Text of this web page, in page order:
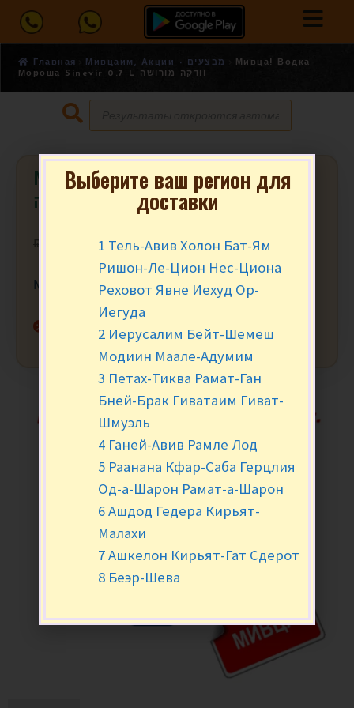
Главная Мивцаим, Акции - מבצעים
Мивца! Водка
Мороша Sinevir 0.7 L וודקה מורושה
Мивца! Водка Мороша Sinevir 0.7 L
וודקה מורושה
₪ 59.90 ₪55.45 за шт.
Мивца от 2 шт.
Нет в наличии
Выберите ваш регион для
доставки
1 Тель-Авив Холон Бат-Ям
Ришон-Ле-Цион Нес-Циона
Реховот Явне Иехуд Ор-
Иегуда
2 Иерусалим Бейт-Шемеш
Модиин Маале-Адумим
3 Петах-Тиква Рамат-Ган
Бней-Брак Гиватаим Гиват-
Шмуэль
4 Ганей-Авив Рамле Лод
5 Раанана Кфар-Саба Герцлия
Од-а-Шарон Рамат-а-Шарон
6 Ашдод Гедера Кирьят-
Малахи
7 Ашкелон Кирьят-Гат Сдерот
8 Беэр-Шева